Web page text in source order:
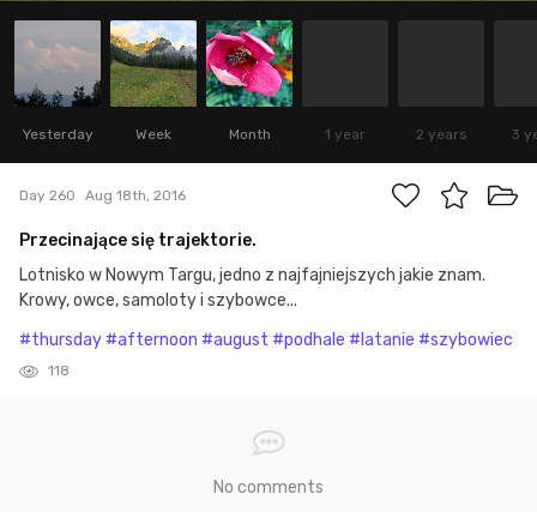
Yesterday Week Month 1 year 2 years 3
Day 260 Aug 18th, 2016
Przecinające się trajektorie.
Lotnisko w Nowym Targu, jedno z najfajniejszych jakie znam.
Krowy, owce, samoloty i szybowce...
#thursday #afternoon #august #podhale #latanie #szybowiec
118
No comments